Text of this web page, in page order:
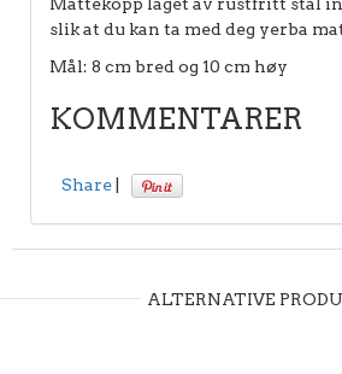
slik at du kan ta med deg yerba
Mål: 8 cm bred og 10 cm høy
KOMMENTARER
Share
ALTERNATIVE